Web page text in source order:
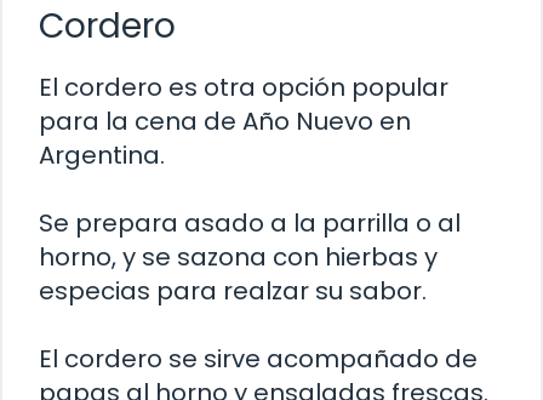
Cordero
El cordero es otra opción popular
para la cena de Año Nuevo en
Argentina.
Se prepara asado a la parrilla o al
horno, y se sazona con hierbas y
especias para realzar su sabor.
El cordero se sirve acompañado de
papas al horno y ensaladas frescas.